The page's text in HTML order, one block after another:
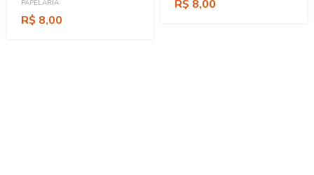
Humanas Em Saúde (Arte:
Mosaico)
PAPELARIA
R$ 8,00
R$ 8,00